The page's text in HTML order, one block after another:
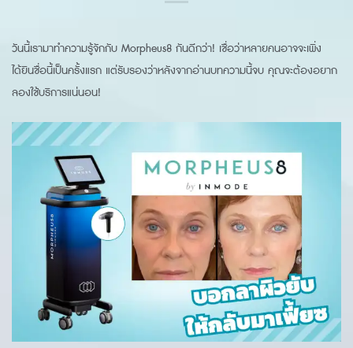
วันนี้เรามาทำความรู้จักกับ Morpheus8 กันดีกว่า! เชื่อว่าหลายคนอาจจะเพิ่ง
ได้ยินชื่อนี้เป็นครั้งแรก แต่รับรองว่าหลังจากอ่านบทความนี้จบ คุณจะต้องอยาก
ลองใช้บริการแน่นอน!